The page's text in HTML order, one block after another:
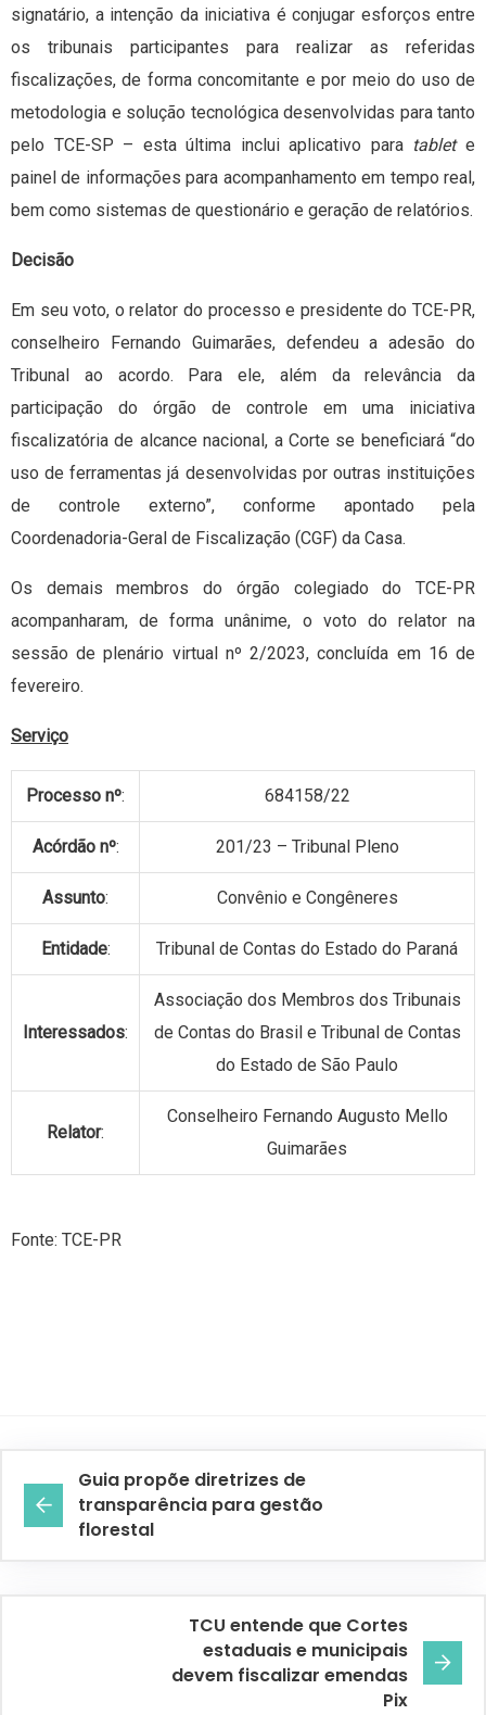
signatário, a intenção da iniciativa é conjugar esforços entre
os tribunais participantes para realizar as referidas
fiscalizações, de forma concomitante e por meio do uso de
metodologia e solução tecnológica desenvolvidas para tanto
pelo TCE-SP – esta última inclui aplicativo para tablete
painel de informações para acompanhamento em tempo real,
bem como sistemas de questionário e geração de relatórios.
Decisão
Em seu voto, o relator do processo e presidente do TCE-PR,
conselheiro Fernando Guimarães, defendeu a adesão do
Tribunal ao acordo. Para ele, além da relevância da
participação do órgão de controle em uma iniciativa
fiscalizatória de alcance nacional, a Corte se beneficiará “do
uso de ferramentas já desenvolvidas por outras instituições
de controle externo”, conforme apontado pela
Coordenadoria-Geral de Fiscalização (CGF) da Casa.
Os demais membros do órgão colegiado do TCE-PR
acompanharam, de forma unânime, o voto do relator na
sessão de plenário virtual nº 2/2023, concluída em 16 de
fevereiro.
Serviço
Processo nº: 684158/22
Acórdão nº: 201/23 – Tribunal Pleno
Assunto: Convênio e Congêneres
Entidade: Tribunal de Contas do Estado do Paraná
Interessados:
Associação dos Membros dos Tribunais
de Contas do Brasil e Tribunal de Contas
do Estado de São Paulo
Relator:
Conselheiro Fernando Augusto Mello
Guimarães
Fonte: TCE-PR
Guia propõe diretrizes de
transparência para gestão
florestal
TCU entende que Cortes
estaduais e municipais
devem fiscalizar emendas
Pix